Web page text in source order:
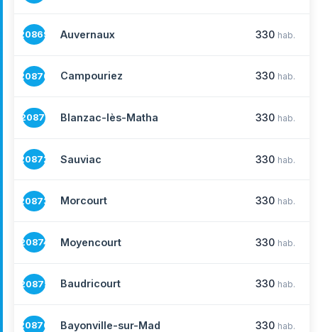
20869 Auvernaux 330 hab.
20870 Campouriez 330 hab.
20871 Blanzac-lès-Matha 330 hab.
20872 Sauviac 330 hab.
20873 Morcourt 330 hab.
20874 Moyencourt 330 hab.
20875 Baudricourt 330 hab.
20876 Bayonville-sur-Mad 330 hab.